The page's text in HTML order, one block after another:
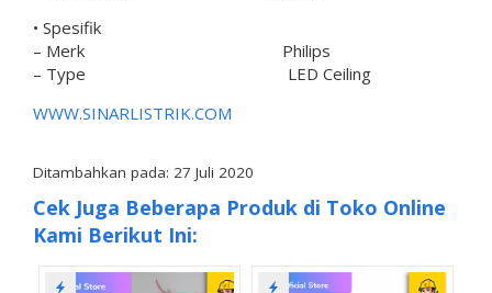
• Spesifik
– Merk Philips
– Type LED Ceiling
WWW.SINARLISTRIK.COM
Ditambahkan pada: 27 Juli 2020
Cek Juga Beberapa Produk di Toko Online
Kami Berikut Ini: